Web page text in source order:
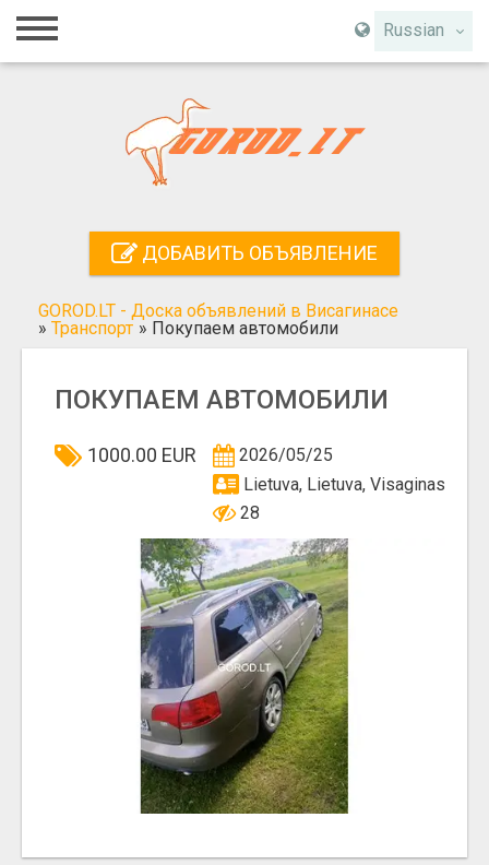
Russian
Главная
Регистрация
Поиск
ДОБАВИТЬ ОБЪЯВЛЕНИЕ
GOROD.LT - Доска объявлений в Висагинасе
» Транспорт » Покупаем автомобили
ПОКУПАЕМ АВТОМОБИЛИ
1000.00 EUR
2026/05/25
Lietuva, Lietuva, Visaginas
28